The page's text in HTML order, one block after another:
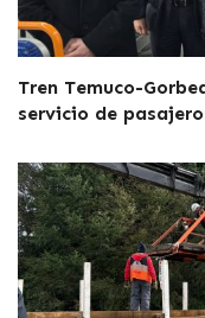
Tren Temuco-
servicio de